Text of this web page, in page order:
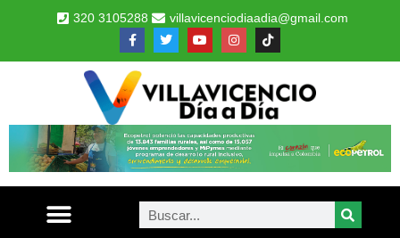
320 3105288 villavicenciodiaadia@gmail.com